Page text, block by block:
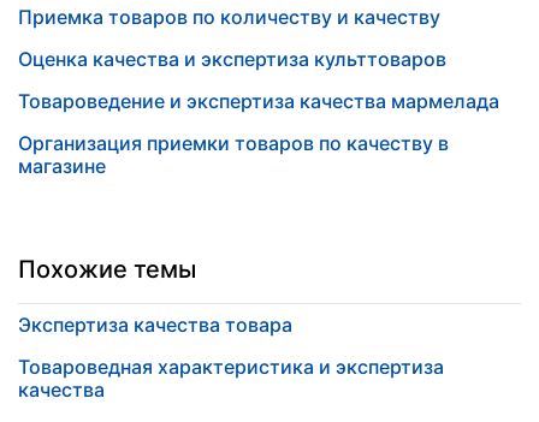
Приемка товаров по количеству и качеству
Оценка качества и экспертиза культтоваров
Товароведение и экспертиза качества мармелада
Организация приемки товаров по качеству в
магазине
Похожие темы
Экспертиза качества товара
Товароведная характеристика и экспертиза
качества